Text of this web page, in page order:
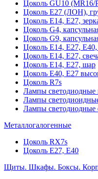
Цоколь GU10 (MR16/
Цоколь Е27 (ЛОН),
Цоколь Е14, Е27,
Цоколь G4,
Цоколь G9,
Цоколь Е14, Е27, Е40,
Цоколь Е14, Е27,
Цоколь Е14, Е27, шар
Цоколь Е40, Е27
Цоколь R7s
Лампы светодиодные
Лампы
Лампы светодиодные
Металлогалогенные
Цоколь RX7s
Цоколь Е27, E40
Щиты. Шкафы. Боксы.